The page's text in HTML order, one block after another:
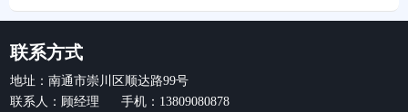
联系方式
地址：南通市崇川区顺达路99号
联系人：顾经理 手机：13809080878